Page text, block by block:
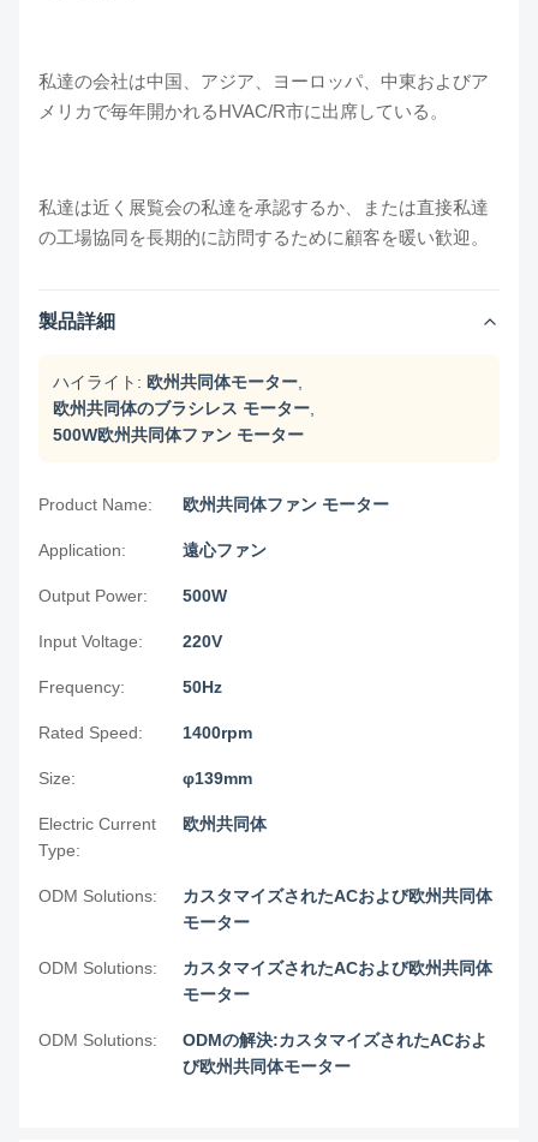
私達の会社は中国、アジア、ヨーロッパ、中東およびア
メリカで毎年開かれるHVAC/R市に出席している。
私達は近く展覧会の私達を承認するか、または直接私達
の工場協同を長期的に訪問するために顧客を暖い歓迎。
製品詳細
ハイライト: 欧州共同体モーター
欧州共同体のブラシレス モーター
500W欧州共同体ファン モーター
Product Name: 欧州共同体ファン モーター
Application: 遠心ファン
Output Power: 500W
Input Voltage: 220V
Frequency: 50Hz
Rated Speed: 1400rpm
Size: φ139mm
Electric Current
Type:
欧州共同体
ODM Solutions:
カスタマイズされたACおよび欧州共同体
モーター
ODM Solutions:
カスタマイズされたACおよび欧州共同体
モーター
ODM Solutions:
ODMの解決:カスタマイズされたACおよ
び欧州共同体モーター